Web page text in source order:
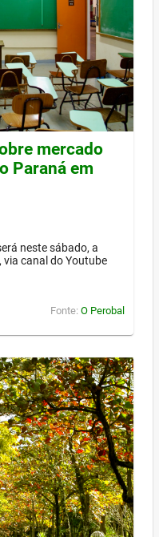
mercado
Paraná em
neste sábado, a
canal do Youtube
Fonte: O Perobal